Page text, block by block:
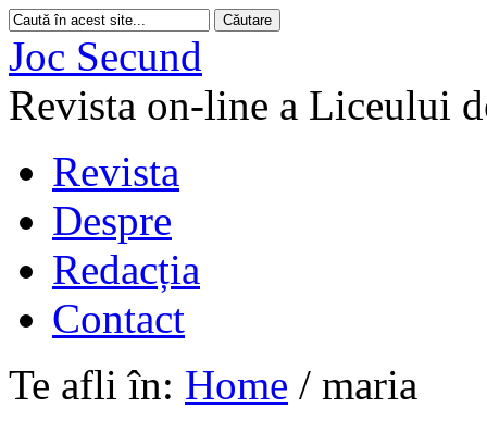
Joc Secund
Revista on-line a Liceului
Revista
Despre
Redacția
Contact
Te afli în: Home / maria